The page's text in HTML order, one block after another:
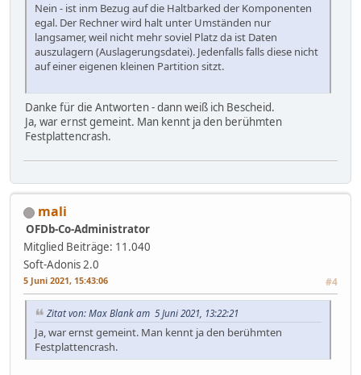
Nein - ist inm Bezug auf die Haltbarked der Komponenten
egal. Der Rechner wird halt unter Umständen nur
langsamer, weil nicht mehr soviel Platz da ist Daten
auszulagern (Auslagerungsdatei). Jedenfalls falls diese nicht
auf einer eigenen kleinen Partition sitzt.
Danke für die Antworten - dann weiß ich Bescheid.
Ja, war ernst gemeint. Man kennt ja den berühmten
Festplattencrash.
mali
OFDb-Co-Administrator
Mitglied Beiträge: 11.040
Soft-Adonis 2.0
5 Juni 2021, 15:43:06 #4
Zitat von: Max Blank am 5 Juni 2021, 13:22:21
Ja, war ernst gemeint. Man kennt ja den berühmten
Festplattencrash.